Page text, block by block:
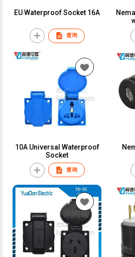
EU Waterproof Socket 16A
查询
Nema 5-
10A Universal Waterproof
Socket
查询